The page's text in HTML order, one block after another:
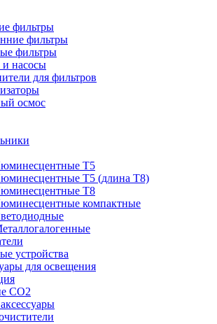
фильтры
фильтры
фильтры
насосы
для фильтров
осмос
T5
T5 (длина T8)
T8
компактные
устройства
для освещения
CO2